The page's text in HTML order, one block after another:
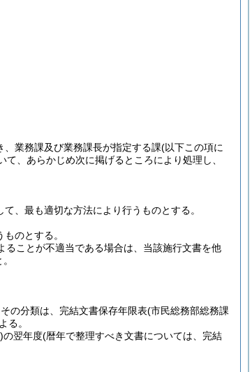
業務課及び業務課長が指定する課(以下この項に
、あらかじめ次に掲げるところにより処理し、
、最も適切な方法により行うものとする。
のとする。
ることが不適当である場合は、当該施行文書を他
の分類は、完結文書保存年限表(市民総務部総務課
る。
の翌年度(暦年で整理すべき文書については、完結